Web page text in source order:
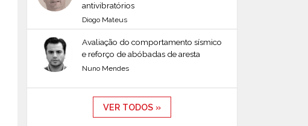
antivibratórios
Diogo Mateus
Avaliação do comportamento sísmico
e reforço de abóbadas de aresta
Nuno Mendes
VER TODOS »